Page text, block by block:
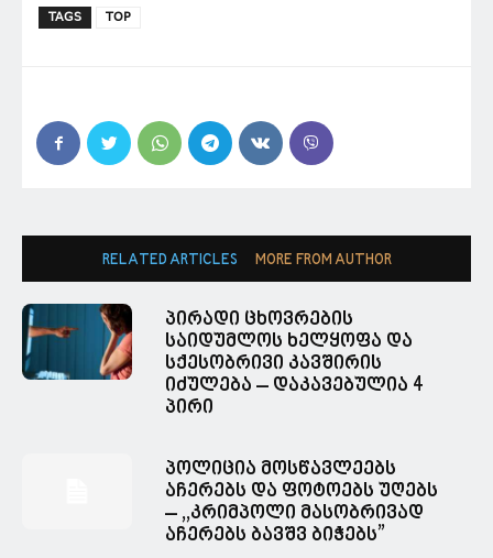
TAGS TOP
RELATED ARTICLES MORE FROM AUTHOR
პირადი ცხოვრების
საიდუმლოს ხელყოფა და
სქესობრივი კავშირის
იძულება – დაკავებულია 4
პირი
პოლიცია მოსწავლეებს
აჩერებს და ფოტოებს უღებს
– ,,კრიმპოლი მასობრივად
აჩერებს ბავშვ ბიჭებს”